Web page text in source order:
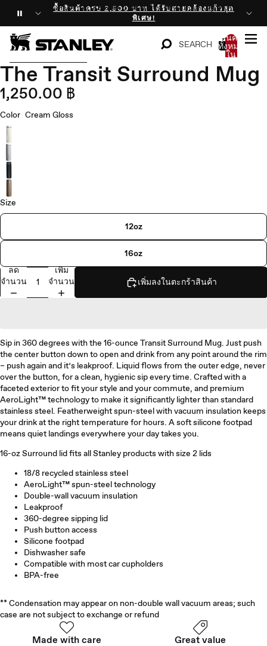
ซื้อสินค้าครบ 2,500 บาท ได้รับสายคล้องแก้วสุด
พิเศษ!
ซื้อสินค้าครบ 2,500 บาท ได้รับสายคล้องแก้วสุดพิเศษ!
SEARCH
สินค้า
ทั้งหมด
ใน
สินค้า:
0
ข้ามไปยังข้อมูลสินค้า
เปิด
รูปภาพ
แบบ
เต็ม
หน้า
จอ
เปิด
รูปภาพ
แบบ
เต็ม
หน้า
จอ
เปิด
รูปภาพ
แบบ
เต็ม
หน้า
จอ
เปิด
รูปภาพ
แบบ
เต็ม
หน้า
จอ
The Transit Surround Mug
1,250.00 ฿
Color Cream Gloss
Size
12oz
16oz
ลด
จำนวน
เพิ่ม
จำนวน
เพิ่มลงในตะกร้าสินค้า
Sip in 360 degrees with the 16-ounce Transit Surround Mug. Just push
the center button down to open and drink from any point around the rim
– push again and it’s leakproof. Liquid flows from the outer edge, never
over the button, for a clean, hygienic sip every time. Crafted with a
faceted exterior to fit your style and your commute, and premium
AeroLight™ technology to make it significantly lighter than standard
stainless steel. Featherweight spun-steel with vacuum insulation keeps
your drink at the right temperature for hours. A soft silicone footpad
means quiet landings everywhere your day takes you.
16-oz Surround lid fits all Stanley products with size 2 lids
18/8 recycled stainless steel
AeroLight™ spun-steel technology
Double-wall vacuum insulation
Leakproof
360-degree sipping lid
Push button access
Silicone footpad
Dishwasher safe
Compatible with most car cupholders
BPA-free
** Condensation may appear on non-double wall vacuum areas; such
case are not subject to exchange or refund
Made with care Great value